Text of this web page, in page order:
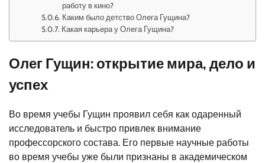
работу в кино?
Каким было детство Олега Гущина?
Какая карьера у Олега Гущина?
Олег Гущин: открытие мира, дело и
успех
Во время учебы Гущин проявил себя как одаренный
исследователь и быстро привлек внимание
профессорского состава. Его первые научные работы
во время учебы уже были признаны в академическом